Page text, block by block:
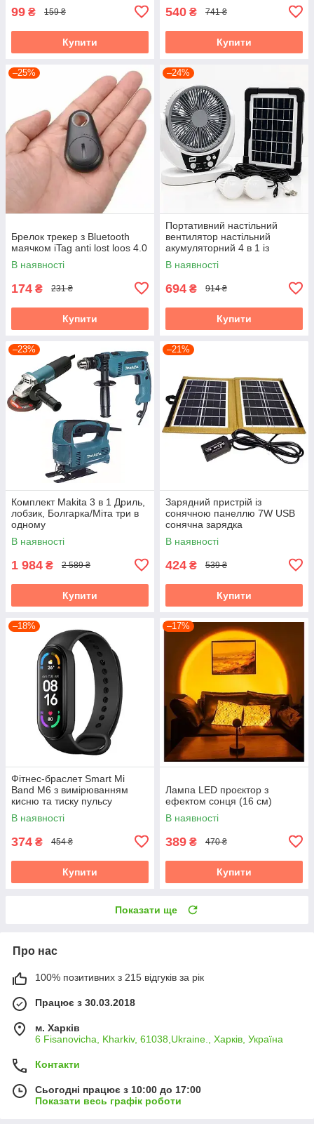
99 ₴ 159 ₴
Купити
540 ₴ 741 ₴
Купити
–25%
Брелок трекер з Bluetooth
маячком iTag anti lost loos 4.0
В наявності
174 ₴ 231 ₴
Купити
–24%
Портативний настільний
вентилятор настільний
акумуляторний 4 в 1 із
сонячною панеллю для
кемпінгу та дому
В наявності
694 ₴ 914 ₴
Купити
–23%
Комплект Makita 3 в 1 Дриль,
лобзик, Болгарка/Міта три в
одному
В наявності
1 984 ₴ 2 589 ₴
Купити
–21%
Зарядний пристрій із
сонячною панеллю 7W USB
сонячна зарядка
В наявності
424 ₴ 539 ₴
Купити
–18%
Фітнес-браслет Smart Mi
Band M6 з вимірюванням
кисню та тиску пульсу
В наявності
374 ₴ 454 ₴
Купити
–17%
Лампа LED проєктор з
ефектом сонця (16 см)
В наявності
389 ₴ 470 ₴
Купити
Показати ще
Про нас
100% позитивних з 215 відгуків за рік
Працює з 30.03.2018
м. Харків
6 Fisanovicha, Kharkiv, 61038,Ukraine., Харків, Україна
Контакти
Сьогодні працює з 10:00 до 17:00
Показати весь графік роботи